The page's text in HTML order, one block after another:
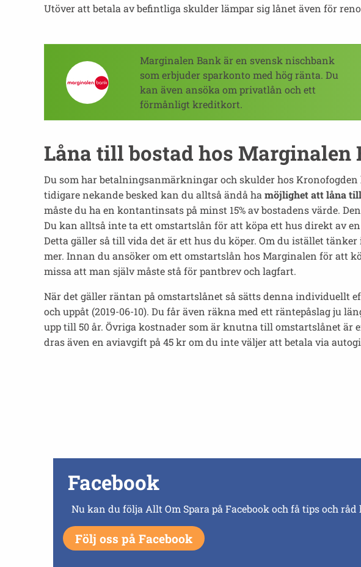
Utöver att betala av befintliga skulder lämpar sig lånet även för
Marginalen Bank är en svensk nischbank
som erbjuder sparkonto med hög ränta. Du
kan även ansöka om privatlån och ett
förmånligt kreditkort.
Låna till bostad hos Marginalen
Du som har betalningsanmärkningar och skulder hos
tidigare nekande besked kan du alltså ändå ha möjlighet att låna
måste du ha en kontantinsats på minst 15% av bostadens värde.
Du kan alltså inte ta ett omstartslån för att köpa ett hus direkt av
Detta gäller så till vida det är ett hus du köper. Om du istället
mer. Innan du ansöker om ett omstartslån hos Marginalen för att
missa att man själv måste stå för pantbrev och lagfart.
När det gäller räntan på omstartslånet så sätts denna individuellt
och uppåt (2019-06-10). Du får även räkna med ett räntepåslag ju
upp till 50 år. Övriga kostnader som är knutna till omstartslånet är
dras även en aviavgift på 45 kr om du inte väljer att betala via
Facebook
Nu kan du följa Allt Om Spara på Facebook och få tips och
Följ oss på Facebook